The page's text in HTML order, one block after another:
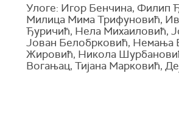
Улоге: Игор Бенчина, Филип
Милица Мима Трифуновић,
Ђуричић, Нела Михаиловић,
Јован Белобрковић, Немања
Жировић, Никола
Вогањац, Тијана Марковић,